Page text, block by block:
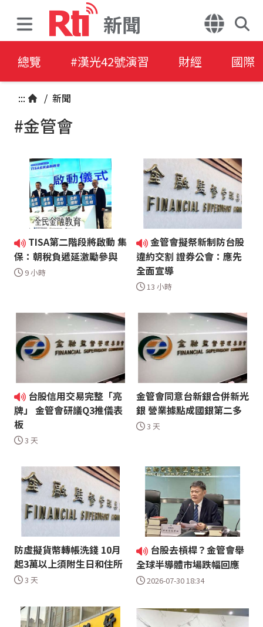
新聞
總覽 #漢光42號演習 財經 國際
::: / 新聞
#金管會
TISA第二階段將啟動 集
保：朝稅負遞延激勵參與
9 小時
金管會擬祭新制防台股
違約交割 證券公會：應先
全面宣導
13 小時
台股信用交易完整「亮
牌」 金管會研議Q3推儀表
板
3 天
金管會同意台新銀合併新光
銀 營業據點成國銀第二多
3 天
防虛擬貨幣轉帳洗錢 10月
起3萬以上須附生日和住所
3 天
台股去槓桿？金管會舉
全球半導體市場跌幅回應
2026-07-30 18:34